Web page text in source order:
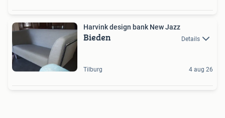
Harvink design bank New Jazz
Bieden Details
Tilburg 4 aug 26